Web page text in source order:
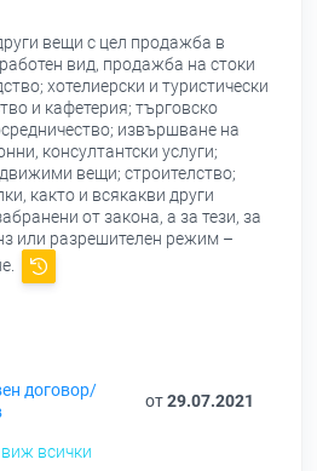
вещи с цел продажба в
вид, продажба на стоки
хотелиерски и туристически
и кафетерия; търговско
извършване на
консултантски услуги;
вещи; строителство;
както и всякакви други
от закона, а за тези, за
или разрешителен режим –
договор/
от29.07.2021
виж всички